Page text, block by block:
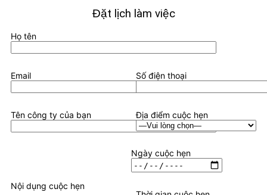
Đặt lịch làm việc
Họ tên
Email Số điện thoại
Tên công ty của bạn Địa điểm cuộc hẹn
Ngày cuộc hẹn
Nội dụng cuộc hẹn